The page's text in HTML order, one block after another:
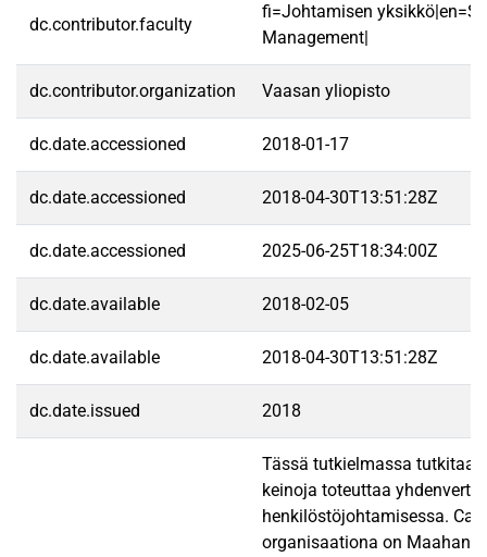
dc.contributor.faculty
fi=Johtamisen
Management|
dc.contributor.organization Vaasan yliopisto
dc.date.accessioned 2018-01-17
dc.date.accessioned 2018-04-30T13:51:28Z
dc.date.accessioned 2025-06-25T18:34:00Z
dc.date.available 2018-02-05
dc.date.available 2018-04-30T13:51:28Z
dc.date.issued 2018
Tässä tutkielmassa
keinoja toteuttaa
henkilöstöjohtamisessa.
organisaationa on